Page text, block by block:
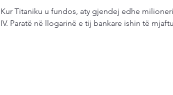
Kur Titaniku u fundos, aty gjendej edhe
IV. Paratë në llogarinë e tij bankare ishin të